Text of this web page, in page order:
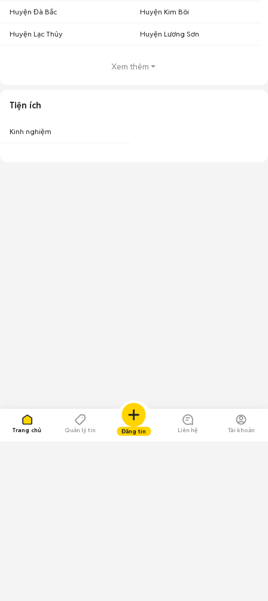
Trang chủ Quản lý tin Đăng tin Liên hệ Tài khoản
Huyện Đà Bắc Huyện Kim Bôi
Huyện Lạc Thủy Huyện Lương Sơn
Xem thêm
Tiện ích
Kinh nghiệm